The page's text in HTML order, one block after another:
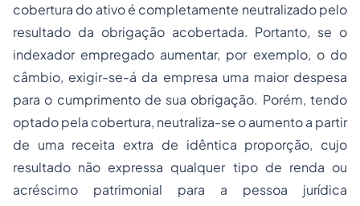
cobertura do ativo é completamente neutralizado pelo
resultado da obrigação acobertada. Portanto, se o
indexador empregado aumentar, por exemplo, o do
câmbio, exigir-se-á da empresa uma maior despesa
para o cumprimento de sua obrigação. Porém, tendo
optado pela cobertura, neutraliza-se o aumento a partir
de uma receita extra de idêntica proporção, cujo
resultado não expressa qualquer tipo de renda ou
acréscimo patrimonial para a pessoa jurídica